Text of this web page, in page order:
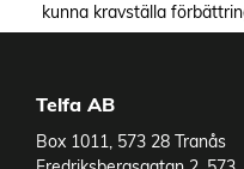
kunna kravställa
Telfa AB
Box 1011, 573 28 Tranås